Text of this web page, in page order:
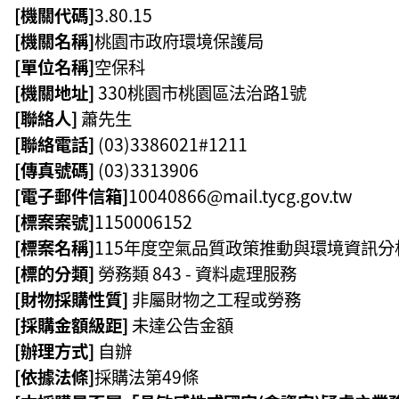
[機關代碼]3.80.15
[機關名稱]桃園市政府環境保護局
[單位名稱]空保科
[機關地址]330桃園市桃園區法治路1號
[聯絡人] 蕭先生
[聯絡電話] (03)3386021#1211
[傳真號碼] (03)3313906
[電子郵件信箱]10040866@mail.tycg.gov.tw
[標案案號]1150006152
[標案名稱]115年度空氣品質政策推動與環境資訊
[標的分類] 勞務類 843 - 資料處理服務
[財物採購性質] 非屬財物之工程或勞務
[採購金額級距] 未達公告金額
[辦理方式] 自辦
[依據法條]採購法第49條